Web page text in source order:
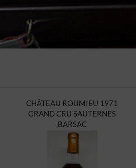
CHÂTEAU ROUMIEU 1971
GRAND CRU SAUTERNES
BARSAC